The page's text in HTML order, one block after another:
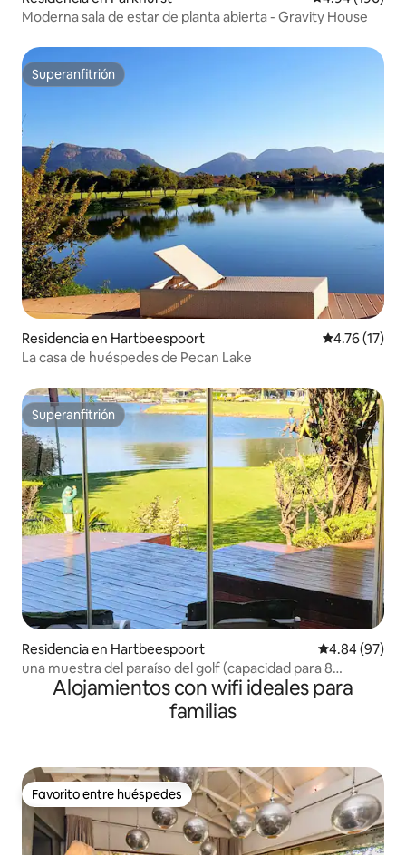
Moderna sala de estar de planta abierta - Gravity House
Superanfitrión
Superanfitrión
Residencia en Hartbeespoort Calificación
4.76 (17)
La casa de huéspedes de Pecan Lake
Superanfitrión
Superanfitrión
Residencia en Hartbeespoort Calificación
4.84 (97)
una muestra del paraíso del golf (capacidad para 8
personas)
Alojamientos con wifi ideales para
familias
Favorito entre huéspedes
Favorito entre huéspedes